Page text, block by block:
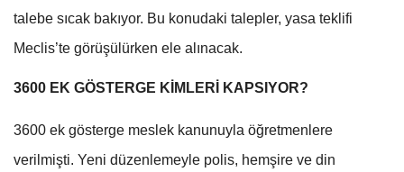
talebe sıcak bakıyor. Bu konudaki talepler, yasa teklifi
Meclis’te görüşülürken ele alınacak.
3600 EK GÖSTERGE KİMLERİ KAPSIYOR?
3600 ek gösterge meslek kanunuyla öğretmenlere
verilmişti. Yeni düzenlemeyle polis, hemşire ve din